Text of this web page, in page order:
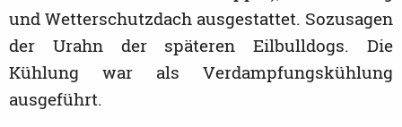
und Wetterschutzdach ausgestattet. Sozusagen
der Urahn der späteren Eilbulldogs. Die
Kühlung war als Verdampfungskühlung
ausgeführt.